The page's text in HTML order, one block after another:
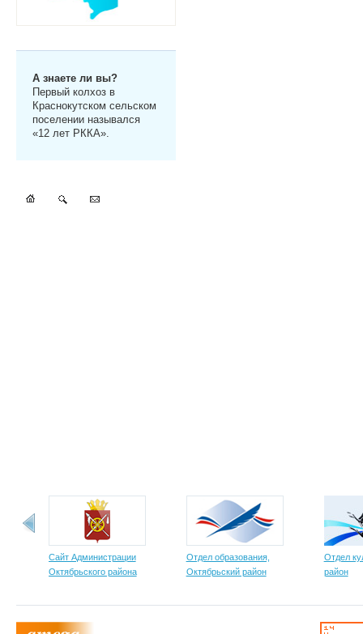
А знаете ли вы?
Первый колхоз в
Краснокутском сельском
поселении назывался
«12 лет РККА».
Сайт Администрации
Октябрьского района
Отдел образования,
Октябрьский район
Отдел
район